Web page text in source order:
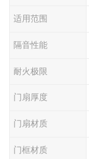
适用范围
隔音性能
耐火极限
门扇厚度
门扇材质
门框材质